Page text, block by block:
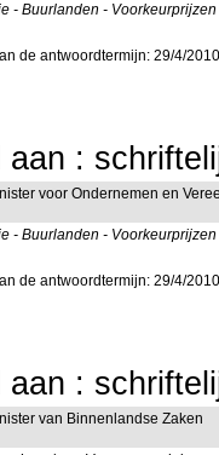
- Buurlanden -
de antwoordtermijn: 29/4/
aan :
voor Ondernemen en
- Buurlanden -
de antwoordtermijn: 29/4/
aan :
van Binnenlandse Zaken